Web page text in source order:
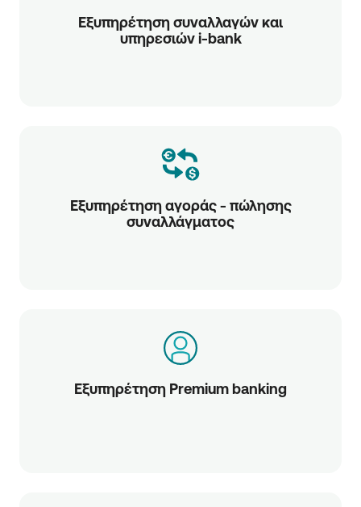
Εξυπηρέτηση συναλλαγών και
υπηρεσιών i-bank
Εξυπηρέτηση αγοράς - πώλησης
συναλλάγματος
Εξυπηρέτηση Premium banking